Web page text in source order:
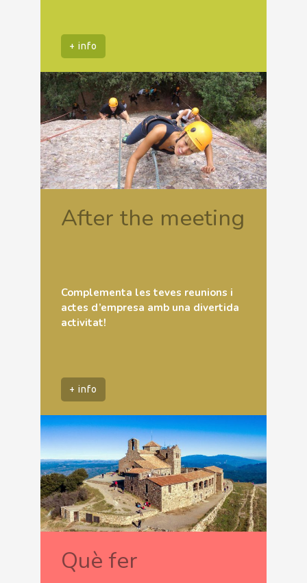
+ info
After the meeting
Complementa les teves reunions i
actes d’empresa amb una divertida
activitat!
+ info
Què fer